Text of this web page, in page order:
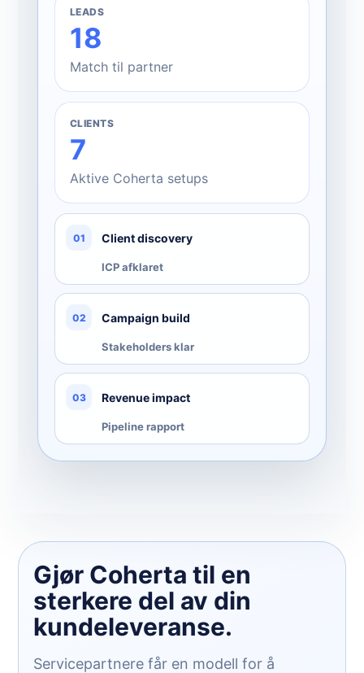
LEADS
18
Match til partner
CLIENTS
7
Aktive Coherta setups
01 Client discovery
ICP afklaret
02 Campaign build
Stakeholders klar
03 Revenue impact
Pipeline rapport
Gjør Coherta til en
sterkere del av din
kundeleveranse.
Servicepartnere får en modell for å